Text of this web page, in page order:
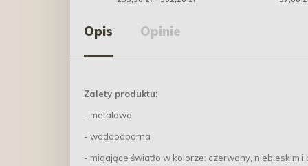
Opis Opinie
Zalety produktu:
- metalowa
- wodoodporna
- migające światło w kolorze: czerwony, niebieskim i